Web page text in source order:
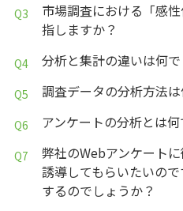
市場調査における「感
指しますか？
分析と集計の違いは何
調査データの分析方法
アンケートの分析とは
弊社のWebアンケート
誘導してもらいたいの
するのでしょうか？